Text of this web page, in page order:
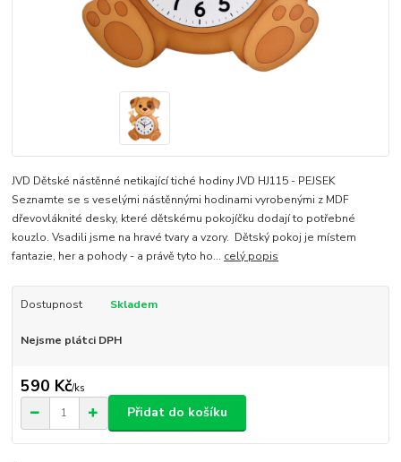
JVD Dětské nástěnné netikající tiché hodiny JVD HJ115 - PEJSEK
Seznamte se s veselými nástěnnými hodinami vyrobenými z MDF
dřevovláknité desky, které dětskému pokojíčku dodají to potřebné
kouzlo. Vsadili jsme na hravé tvary a vzory. Dětský pokoj je místem
fantazie, her a pohody - a právě tyto ho... celý popis
Dostupnost Skladem
Nejsme plátci DPH
590 Kč/ks
Přidat do košíku